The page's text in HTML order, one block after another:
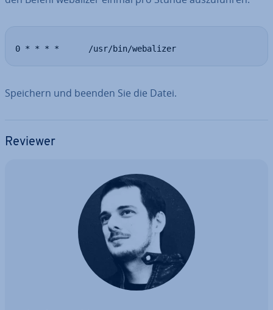
0 * * * *      /usr/bin/webalizer
Speichern und beenden Sie die Datei.
Reviewer